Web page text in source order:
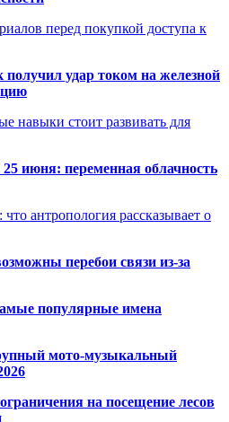
перед покупкой доступа к
удар током на железной
навыки стоит развивать для
июня: переменная облачность
антропология рассказывает о
перебои связи из-за
популярные имена
мото-музыкальный
на посещение лесов